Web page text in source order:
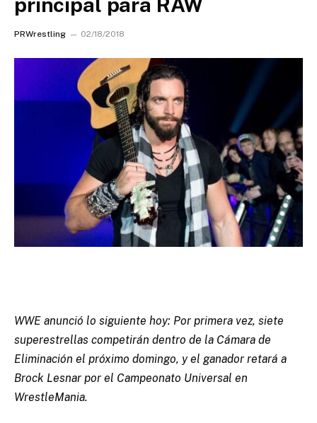
PRWrestling 02/18/2018
WWE anunció lo siguiente hoy: Por primera vez, siete
superestrellas competirán dentro de la Cámara de
Eliminación el próximo domingo, y el ganador retará a
Brock Lesnar por el Campeonato Universal en
WrestleMania.